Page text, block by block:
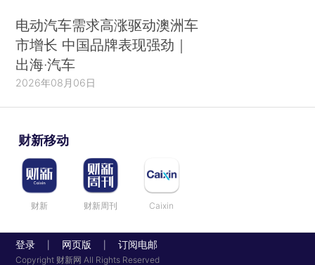
电动汽车需求高涨驱动澳洲车
市增长 中国品牌表现强劲｜
出海·汽车
2026年08月06日
财新移动
财新 财新周刊 Caixin
登录 网页版 订阅电邮
Copyright 财新网 All Rights Reserved